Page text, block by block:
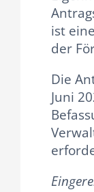
ist
der
Die
Juni